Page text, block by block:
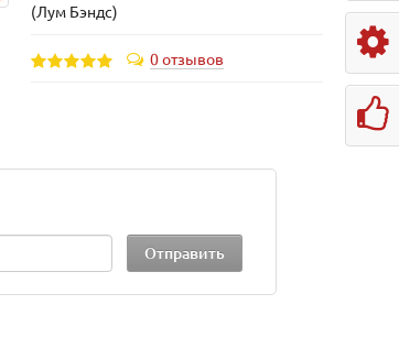
(Лум Бэндс)
0 отзывов